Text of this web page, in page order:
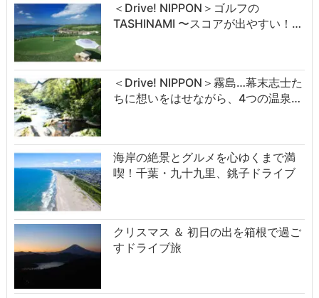
＜Drive! NIPPON＞ゴルフの
TASHINAMI 〜スコアが出やすい！…
＜Drive! NIPPON＞霧島…幕末志士た
ちに想いをはせながら、4つの温泉…
海岸の絶景とグルメを心ゆくまで満
喫！千葉・九十九里、銚子ドライブ
クリスマス ＆ 初日の出を箱根で過ご
すドライブ旅